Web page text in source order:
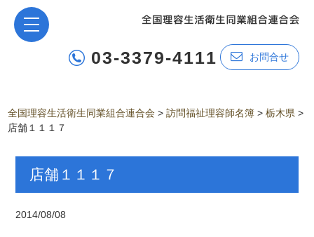
03-3379-4111 お問合せ
全国理容生活衛生同業組合連合会 >訪問福祉理容師名簿 >栃木県 >
店舗１１１７
店舗１１１７
2014/08/08